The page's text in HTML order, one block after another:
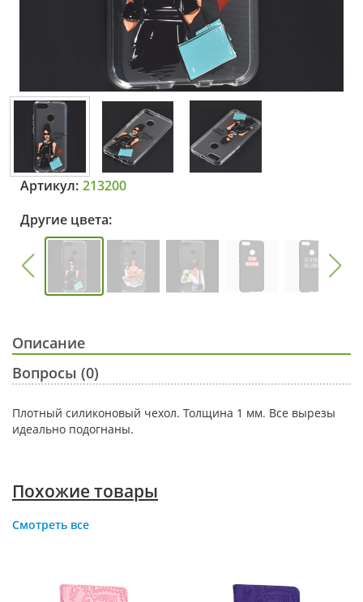
Артикул: 213200
Другие цвета:
Описание
Вопросы (0)
Плотный силиконовый чехол. Толщина 1 мм. Все вырезы
идеально подогнаны.
Похожие товары
Смотреть все